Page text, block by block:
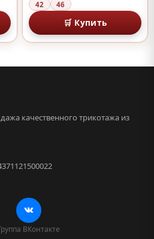
42 46
🛒 Купить
качественного трикотажа из
ВКонтакте